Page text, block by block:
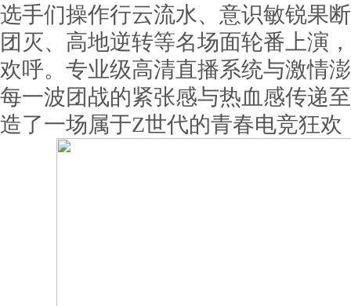
选手们操作行云流水、意识敏锐果
团灭、高地逆转等名场面轮番上演
欢呼。专业级高清直播系统与激情
每一波团战的紧张感与热血感传递
造了一场属于Z世代的青春电竞狂欢